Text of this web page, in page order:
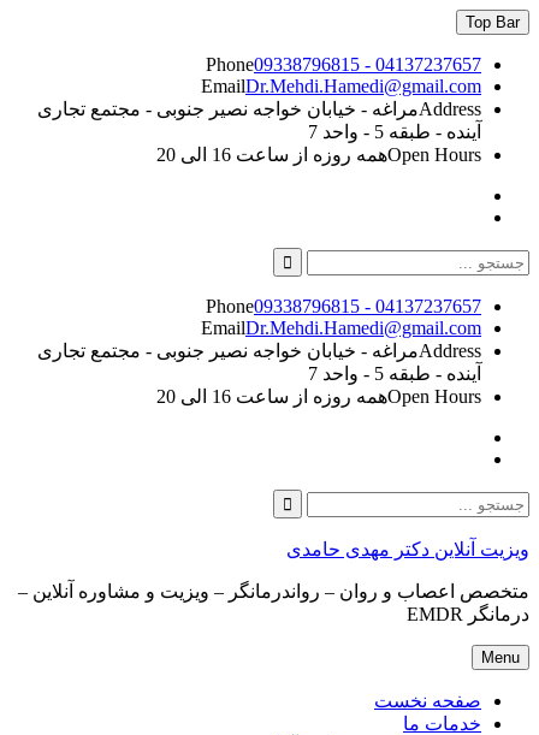
Skip
to
content
Top Bar
Phone09338796815 - 04137237657
EmailDr.Mehdi.Hamedi@gmail.com
Addressمراغه - خیابان خواجه نصیر جنوبی - مجتمع تجاری
آینده - طبقه 5 - واحد 7
Open Hoursهمه روزه از ساعت 16 الی 20
Search
for:
Phone09338796815 - 04137237657
EmailDr.Mehdi.Hamedi@gmail.com
Addressمراغه - خیابان خواجه نصیر جنوبی - مجتمع تجاری
آینده - طبقه 5 - واحد 7
Open Hoursهمه روزه از ساعت 16 الی 20
Search
Search
for:
ویزیت آنلاین دکتر مهدی حامدی
متخصص اعصاب و روان – رواندرمانگر – ویزیت و مشاوره آنلاین –
درمانگر EMDR
Menu
صفحه نخست
خدمات ما